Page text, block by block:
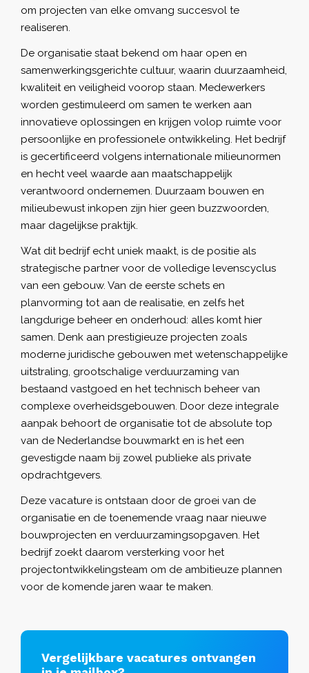
om projecten van elke omvang succesvol te
realiseren.
De organisatie staat bekend om haar open en
samenwerkingsgerichte cultuur, waarin duurzaamheid,
kwaliteit en veiligheid voorop staan. Medewerkers
worden gestimuleerd om samen te werken aan
innovatieve oplossingen en krijgen volop ruimte voor
persoonlijke en professionele ontwikkeling. Het bedrijf
is gecertificeerd volgens internationale milieunormen
en hecht veel waarde aan maatschappelijk
verantwoord ondernemen. Duurzaam bouwen en
milieubewust inkopen zijn hier geen buzzwoorden,
maar dagelijkse praktijk.
Wat dit bedrijf echt uniek maakt, is de positie als
strategische partner voor de volledige levenscyclus
van een gebouw. Van de eerste schets en
planvorming tot aan de realisatie, en zelfs het
langdurige beheer en onderhoud: alles komt hier
samen. Denk aan prestigieuze projecten zoals
moderne juridische gebouwen met wetenschappelijke
uitstraling, grootschalige verduurzaming van
bestaand vastgoed en het technisch beheer van
complexe overheidsgebouwen. Door deze integrale
aanpak behoort de organisatie tot de absolute top
van de Nederlandse bouwmarkt en is het een
gevestigde naam bij zowel publieke als private
opdrachtgevers.
Deze vacature is ontstaan door de groei van de
organisatie en de toenemende vraag naar nieuwe
bouwprojecten en verduurzamingsopgaven. Het
bedrijf zoekt daarom versterking voor het
projectontwikkelingsteam om de ambitieuze plannen
voor de komende jaren waar te maken.
Vergelijkbare vacatures ontvangen